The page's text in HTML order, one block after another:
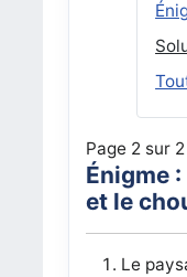
Page 2 sur 2
Énigme
et le
Le